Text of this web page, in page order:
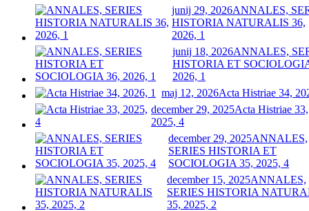
junij 29, 2026ANNALES,
HISTORIA NATURALIS 36,
2026, 1
junij 18, 2026ANNALES,
HISTORIA ET
2026, 1
maj 12, 2026Acta Histriae 34,
december 29, 2025Acta Histriae 33,
2025, 4
december 29, 2025ANNALES,
SERIES HISTORIA ET
SOCIOLOGIA 35, 2025, 4
december 15, 2025ANNALES,
SERIES HISTORIA
35, 2025, 2